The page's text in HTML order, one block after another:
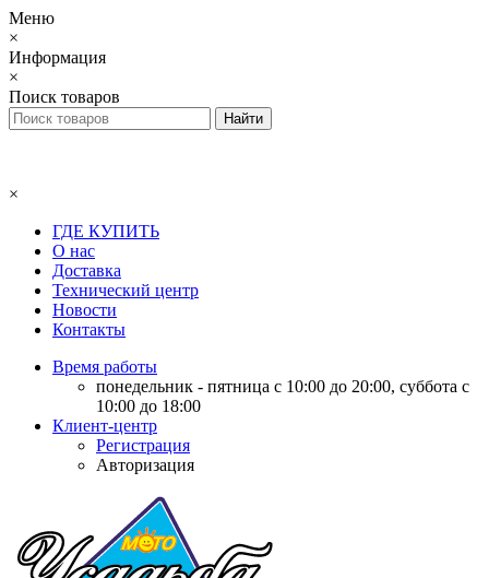
Меню
×
Информация
×
Поиск товаров
×
ГДЕ КУПИТЬ
О нас
Доставка
Технический центр
Новости
Контакты
Время работы
понедельник - пятница с 10:00 до 20:00, суббота с
10:00 до 18:00
Клиент-центр
Регистрация
Авторизация